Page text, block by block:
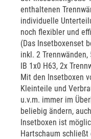
enthaltenen
individuelle
noch flexibler und
(Das Insetboxenset
inkl. 2
IB 1x0 H63, 2x
Mit den Insetboxen
Kleinteile und
u.v.m. immer im
beliebig ändern,
Insetboxen ist
Hartschaum